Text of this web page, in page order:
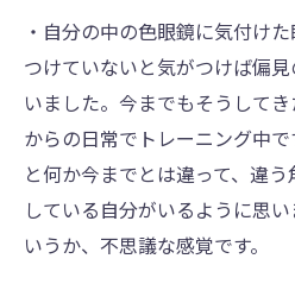
・自分の中の色眼鏡に気付け
つけていないと気がつけば偏
いました。今までもそうして
からの日常でトレーニング中
と何か今までとは違って、違
している自分がいるように思
いうか、不思議な感覚です。